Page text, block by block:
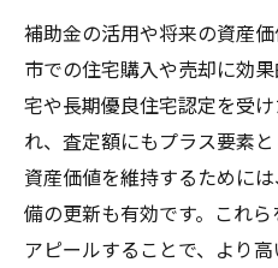
補助金の活用や将来の資産
市での住宅購入や売却に効
宅や長期優良住宅認定を受
れ、査定額にもプラス要素と
資産価値を維持するために
備の更新も有効です。これ
アピールすることで、より